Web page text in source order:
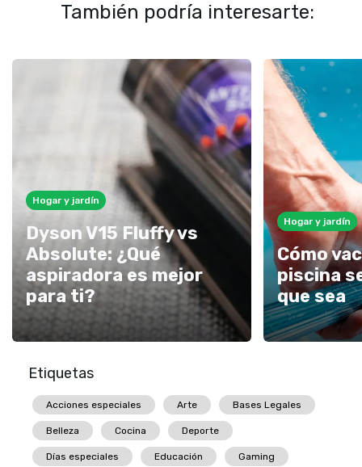
También podría interesarte:
Hogar y jardín
Dyson V15 Fluffy vs
Absolute: ¿Qué
aspiradora es mejor
para ti?
Hogar y jardín
Cómo
piscina
que sea
Etiquetas
Acciones especiales Arte Bases Legales
Belleza Cocina Deporte
Días especiales Educación Gaming